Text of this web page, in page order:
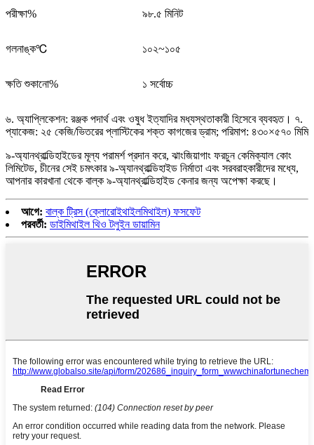
পরীক্ষা% ৯৮.৫ মিনিট
গলনাঙ্ক℃ ১০২~১০৫
ক্ষতি শুকানো% ১ সর্বোচ্চ
৬. অ্যাপ্লিকেশন: রঞ্জক পদার্থ এবং ওষুধ ইত্যাদির মধ্যস্থতাকারী হিসেবে ব্যবহৃত। ৭.
প্যাকেজ: ২৫ কেজি/ভিতরের প্লাস্টিকের শক্ত কাগজের ড্রাম; পরিমাপ: ৪৩০×৫৭০ মিমি
৯-অ্যানথ্রাল্ডিহাইডের মূল্য পরামর্শ প্রদান করে, ঝাংজিয়াগাং ফরচুন কেমিক্যাল কোং
লিমিটেড, চীনের সেই চমৎকার ৯-অ্যানথ্রাল্ডিহাইড নির্মাতা এবং সরবরাহকারীদের মধ্যে,
আপনার কারখানা থেকে বাল্ক ৯-অ্যানথ্রাল্ডিহাইড কেনার জন্য অপেক্ষা করছে।
আগে: বাল্ক ট্রিস (ক্লোরোইথাইলমিথাইল) ফসফেট
পরবর্তী: ডাইমিথাইল থিও টলুইন ডায়ামিন